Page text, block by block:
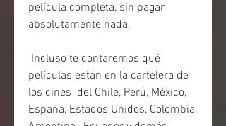
película completa, sin pagar
absolutamente nada.
películas están en la cartelera de
los cines  del Chile, Perú, México,
España, Estados Unidos, Colombia,